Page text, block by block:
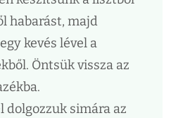
habarást, majd
kevés lével a
Öntsük vissza az
dolgozzuk simára az